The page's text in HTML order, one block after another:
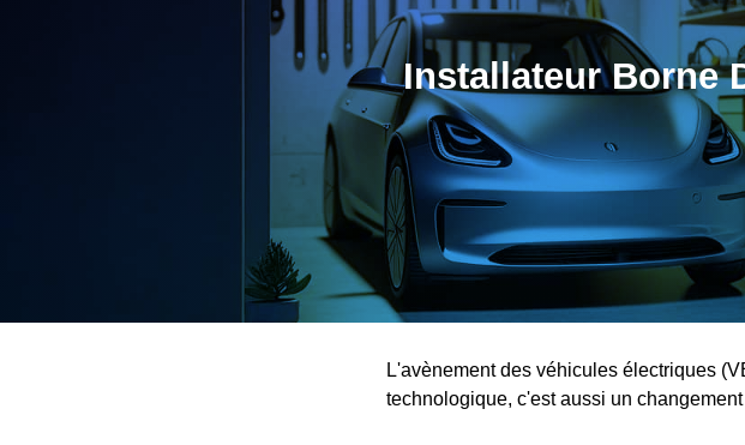
Installateur Borne
L'avènement des véhicules électriques
technologique, c'est aussi un